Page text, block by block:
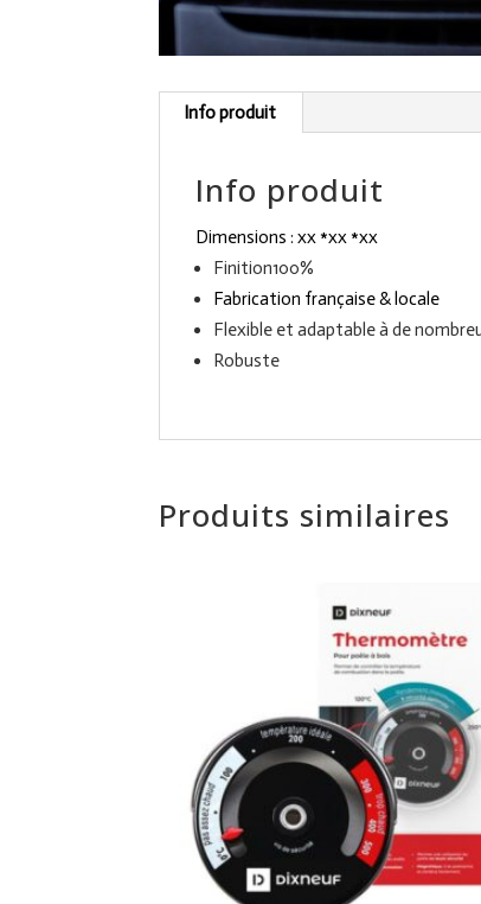
Info produit
Info produit
Dimensions : xx *xx *xx
Finition100%
Fabrication française & locale
Flexible et adaptable à de
Robuste
Produits similaires